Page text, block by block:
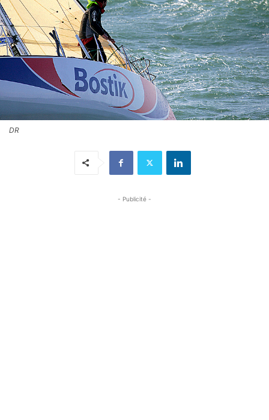
DR
- Publicité -